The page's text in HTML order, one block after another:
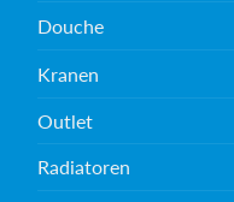
Douche
Kranen
Outlet
Radiatoren